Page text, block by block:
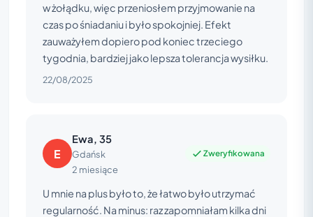
w żołądku, więc przeniosłem przyjmowanie na
czas po śniadaniu i było spokojniej. Efekt
zauważyłem dopiero pod koniec trzeciego
tygodnia, bardziej jako lepsza tolerancja wysiłku.
22/08/2025
E
Ewa, 35
Gdańsk
2 miesiące
Zweryfikowana
U mnie na plus było to, że łatwo było utrzymać
regularność. Na minus: raz zapomniałam kilka dni